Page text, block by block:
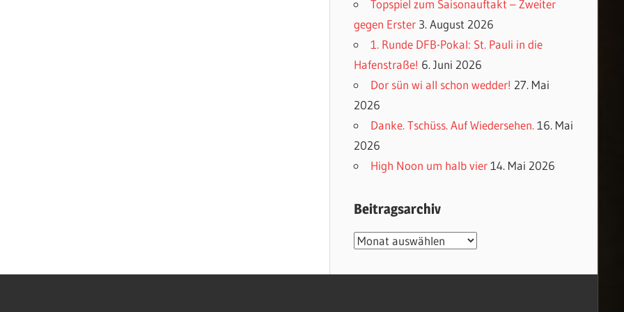
Topspiel zum Saisonauftakt – Zweiter
gegen Erster 3. August 2026
1. Runde DFB-Pokal: St. Pauli in die
Hafenstraße! 6. Juni 2026
Dor sün wi all schon wedder! 27. Mai
2026
Danke. Tschüss. Auf Wiedersehen. 16. Mai
2026
High Noon um halb vier 14. Mai 2026
Beitragsarchiv
Beitragsarchiv